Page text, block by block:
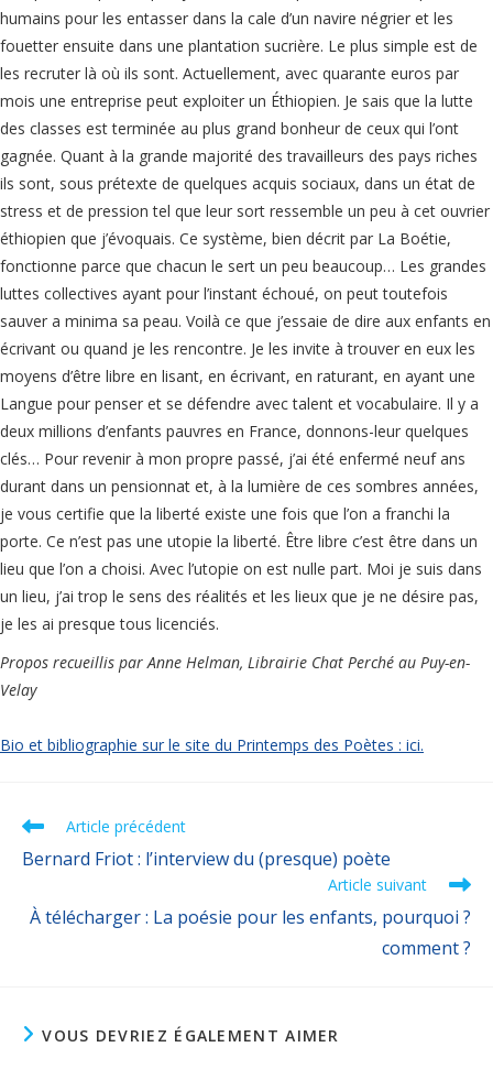
humains pour les entasser dans la cale d’un navire négrier et les
fouetter ensuite dans une plantation sucrière. Le plus simple est de
les recruter là où ils sont. Actuellement, avec quarante euros par
mois une entreprise peut exploiter un Éthiopien. Je sais que la lutte
des classes est terminée au plus grand bonheur de ceux qui l’ont
gagnée. Quant à la grande majorité des travailleurs des pays riches
ils sont, sous prétexte de quelques acquis sociaux, dans un état de
stress et de pression tel que leur sort ressemble un peu à cet ouvrier
éthiopien que j’évoquais. Ce système, bien décrit par La Boétie,
fonctionne parce que chacun le sert un peu beaucoup… Les grandes
luttes collectives ayant pour l’instant échoué, on peut toutefois
sauver a minima sa peau. Voilà ce que j’essaie de dire aux enfants en
écrivant ou quand je les rencontre. Je les invite à trouver en eux les
moyens d’être libre en lisant, en écrivant, en raturant, en ayant une
Langue pour penser et se défendre avec talent et vocabulaire. Il y a
deux millions d’enfants pauvres en France, donnons-leur quelques
clés… Pour revenir à mon propre passé, j’ai été enfermé neuf ans
durant dans un pensionnat et, à la lumière de ces sombres années,
je vous certifie que la liberté existe une fois que l’on a franchi la
porte. Ce n’est pas une utopie la liberté. Être libre c’est être dans un
lieu que l’on a choisi. Avec l’utopie on est nulle part. Moi je suis dans
un lieu, j’ai trop le sens des réalités et les lieux que je ne désire pas,
je les ai presque tous licenciés.
Propos recueillis par Anne Helman, Librairie Chat Perché au Puy-en-
Velay
Bio et bibliographie sur le site du Printemps des Poètes : ici.
Article précédent
Bernard Friot : l’interview du (presque) poète
Article suivant
À télécharger : La poésie pour les enfants, pourquoi ?
comment ?
VOUS DEVRIEZ ÉGALEMENT AIMER